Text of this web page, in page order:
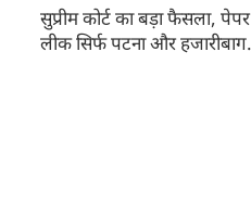
सुप्रीम कोर्ट का बड़ा फैसला, पेपर
लीक सिर्फ पटना और हजारीबाग